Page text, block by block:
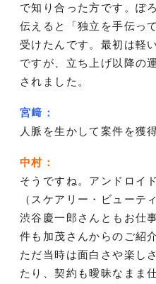
で知り合った方です。ぽ
伝えると「独立を手伝っ
受けたんです。最初は軽
ですが、立ち上げ以降の
されました。
宮﨑：
人脈を生かして案件を獲
中村：
そうですね。アンドロイ
（スケアリー・ビューテ
渋谷慶一郎さんともお仕
件も加茂さんからのご紹
ただ当時は面白さや楽し
たり、契約も曖昧なまま